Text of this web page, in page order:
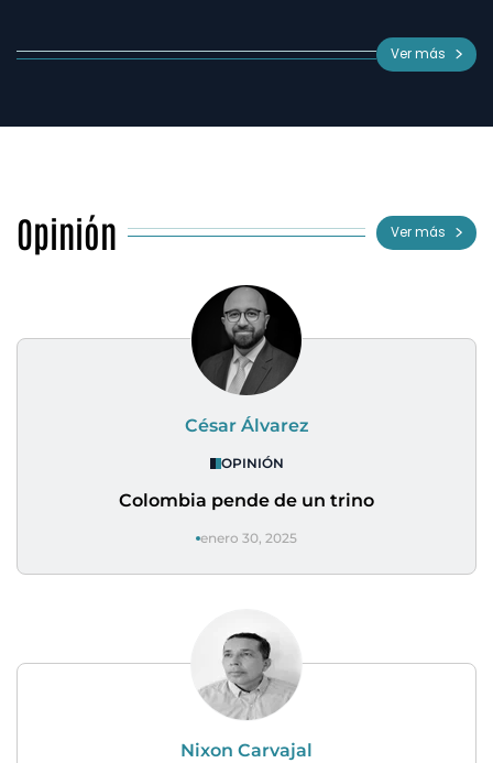
Ver más
Opinión Ver más
César Álvarez
OPINIÓN
Colombia pende de un trino
enero 30, 2025
Nixon Carvajal